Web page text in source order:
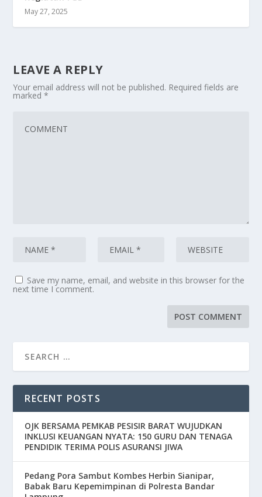
May 27, 2025
LEAVE A REPLY
Your email address will not be published. Required fields are
marked*
Save my name, email, and website in this browser for the
next time I comment.
RECENT POSTS
OJK BERSAMA PEMKAB PESISIR BARAT WUJUDKAN
INKLUSI KEUANGAN NYATA: 150 GURU DAN TENAGA
PENDIDIK TERIMA POLIS ASURANSI JIWA
Pedang Pora Sambut Kombes Herbin Sianipar,
Babak Baru Kepemimpinan di Polresta Bandar